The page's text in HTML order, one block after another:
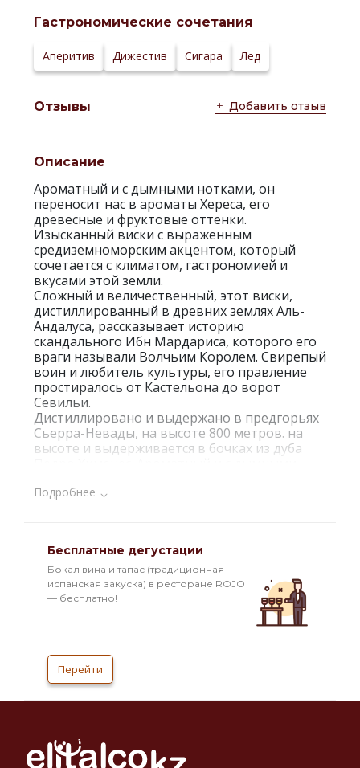
сервировки:
Сайт
Гастрономические сочетания
Аперитив Дижестив Сигара Лед
Отзывы Добавить отзыв
Описание
Ароматный и с дымными нотками, он
переносит нас в ароматы Хереса, его
древесные и фруктовые оттенки.
Изысканный виски с выраженным
средиземноморским акцентом, который
сочетается с климатом, гастрономией и
вкусами этой земли.
Сложный и величественный, этот виски,
дистиллированный в древних землях Аль-
Андалуса, рассказывает историю
скандального Ибн Мардариса, которого его
враги называли Волчьим Королем. Свирепый
воин и любитель культуры, его правление
простиралось от Кастельона до ворот
Севильи.
Дистиллировано и выдержано в предгорьях
Сьерра-Невады, на высоте 800 метров. на
высоте и выдерживается в бочках из дуба
Хереса, его древесные и фруктовые оттенки.
Подробнее
Бесплатные дегустации
Бокал вина и тапас (традиционная
испанская закуска) в ресторане ROJO
— бесплатно!
Перейти